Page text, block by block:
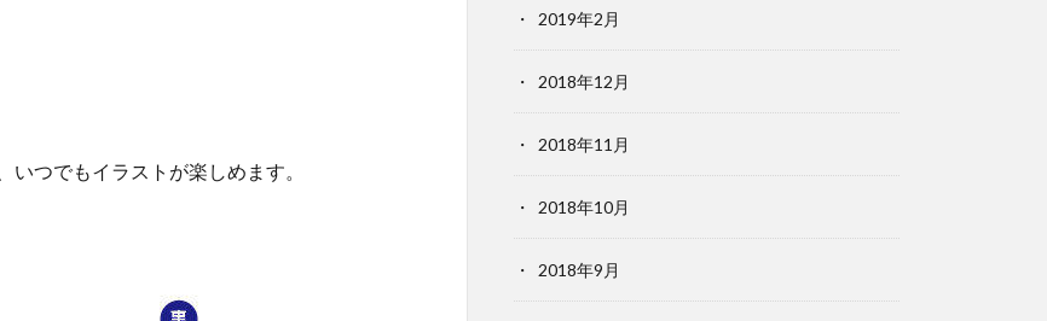
つでもイラストが楽しめます。
2019年2月
2018年12月
2018年11月
2018年10月
2018年9月